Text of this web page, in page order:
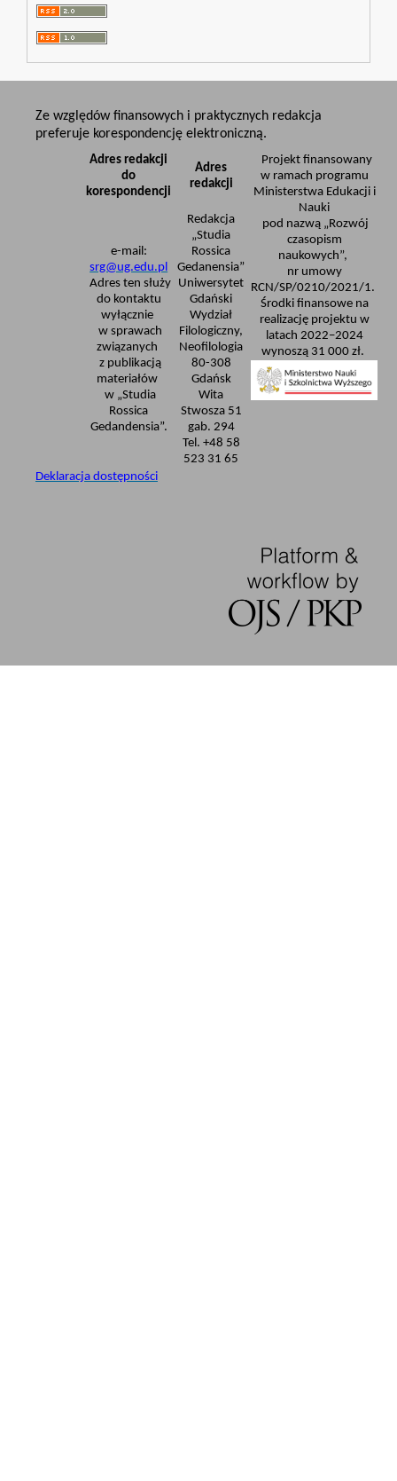
Ze względów finansowych i praktycznych redakcja
preferuje korespondencję elektroniczną.
Adres redakcji
do
korespondencji
Adres
redakcji
Projekt finansowany
w ramach programu
Ministerstwa Edukacji i
Nauki
pod nazwą „Rozwój
czasopism
naukowych”,
nr umowy
RCN/SP/0210/2021/1.
Środki finansowe na
realizację projektu w
latach 2022–2024
wynoszą 31 000 zł.
e-mail:
srg@ug.edu.pl
Adres ten służy
do kontaktu
wyłącznie
w sprawach
związanych
z publikacją
materiałów
w „Studia
Rossica
Gedandensia”.
Redakcja
„Studia
Rossica
Gedanensia”
Uniwersytet
Gdański
Wydział
Filologiczny,
Neofilologia
80-308
Gdańsk
Wita
Stwosza 51
gab. 294
Tel. +48 58
523 31 65
Deklaracja dostępności